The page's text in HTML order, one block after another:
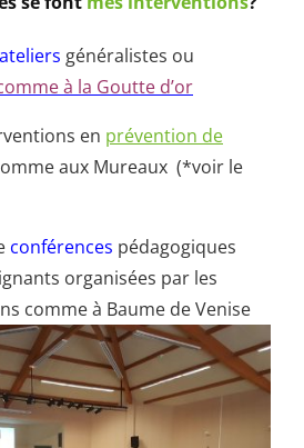
ateliers généralistes ou
à la Goutte d’or
en prévention de
aux Mureaux (*voir le
conférences pédagogiques
organisées par les
comme à Baume de Venise